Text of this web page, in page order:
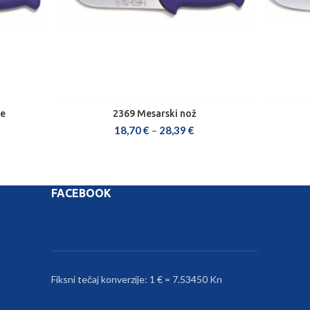
ODABERI OPCIJE
2369 Mesarski nož
18,70€ – 28,39 €
FACEBOOK
Fiksni tečaj konverzije: 1 € = 7.53450 Kn